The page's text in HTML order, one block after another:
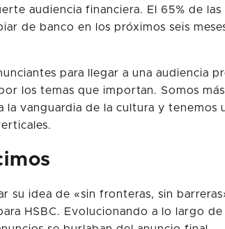
audiencia financiera. El 65% de
de banco en los próximos seis
para llegar a una audiencia
los temas que importan. Somos
la vanguardia de la cultura y tenemos
su idea de «sin fronteras, sin
HSBC. Evolucionando a lo largo